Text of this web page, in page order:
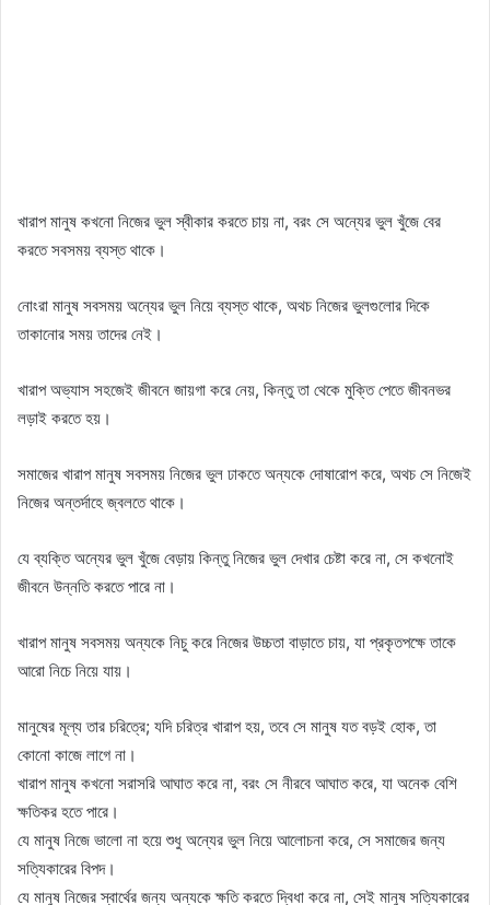
খারাপ মানুষ কখনো নিজের ভুল স্বীকার করতে চায় না, বরং সে অন্যের ভুল খুঁজে বের
করতে সবসময় ব্যস্ত থাকে।
নোংরা মানুষ সবসময় অন্যের ভুল নিয়ে ব্যস্ত থাকে, অথচ নিজের ভুলগুলোর দিকে
তাকানোর সময় তাদের নেই।
খারাপ অভ্যাস সহজেই জীবনে জায়গা করে নেয়, কিন্তু তা থেকে মুক্তি পেতে জীবনভর
লড়াই করতে হয়।
সমাজের খারাপ মানুষ সবসময় নিজের ভুল ঢাকতে অন্যকে দোষারোপ করে, অথচ সে নিজেই
নিজের অন্তর্দাহে জ্বলতে থাকে।
যে ব্যক্তি অন্যের ভুল খুঁজে বেড়ায় কিন্তু নিজের ভুল দেখার চেষ্টা করে না, সে কখনোই
জীবনে উন্নতি করতে পারে না।
খারাপ মানুষ সবসময় অন্যকে নিচু করে নিজের উচ্চতা বাড়াতে চায়, যা প্রকৃতপক্ষে তাকে
আরো নিচে নিয়ে যায়।
মানুষের মূল্য তার চরিত্রে; যদি চরিত্র খারাপ হয়, তবে সে মানুষ যত বড়ই হোক, তা
কোনো কাজে লাগে না।
খারাপ মানুষ কখনো সরাসরি আঘাত করে না, বরং সে নীরবে আঘাত করে, যা অনেক বেশি
ক্ষতিকর হতে পারে।
যে মানুষ নিজে ভালো না হয়ে শুধু অন্যের ভুল নিয়ে আলোচনা করে, সে সমাজের জন্য
সত্যিকারের বিপদ।
যে মানুষ নিজের স্বার্থের জন্য অন্যকে ক্ষতি করতে দ্বিধা করে না, সেই মানুষ সত্যিকারের